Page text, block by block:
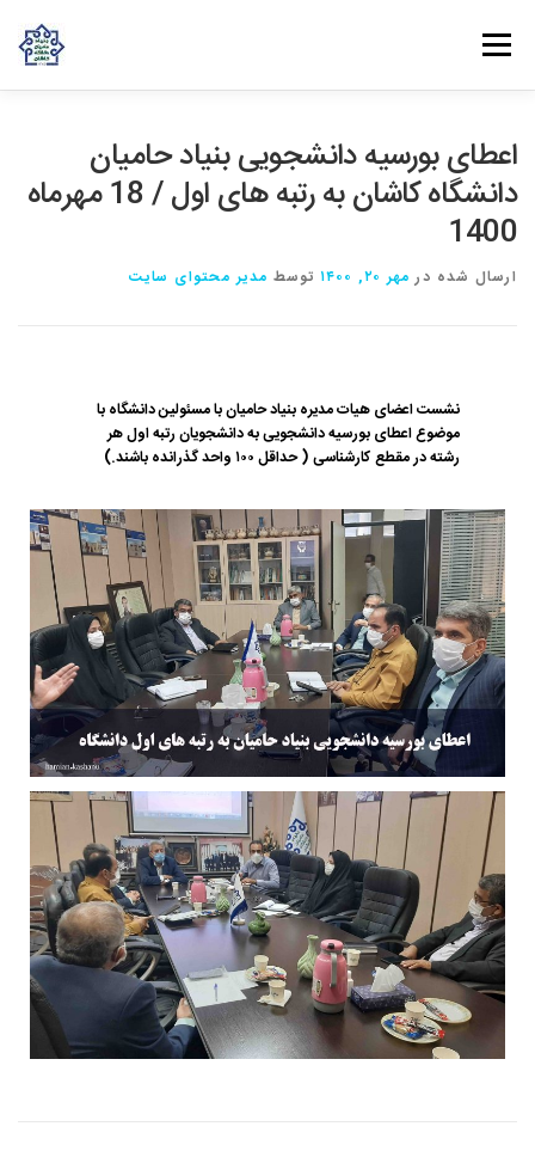
فهرست
خانه
اعطای بورسیه دانشجویی بنیاد حامیان
دانشگاه کاشان به رتبه های اول / 18 مهرماه
1400
ارسال شده در مهر ۲۰, ۱۴۰۰ توسط مدیر محتوای سایت
نشست اعضای هیات مدیره بنیاد حامیان با مسئولین دانشگاه با
موضوع اعطای بورسیه دانشجویی به دانشجویان رتبه اول هر
رشته در مقطع کارشناسی ( حداقل ۱۰۰ واحد گذرانده باشند.)